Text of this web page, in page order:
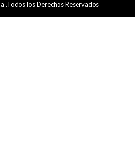
.Todos los Derechos Reservados